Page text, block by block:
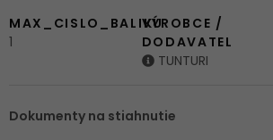
MAX_CISLO_BALIKU
1
VÝROBCE /
DODAVATEL
TUNTURI
Dokumenty na stiahnutie